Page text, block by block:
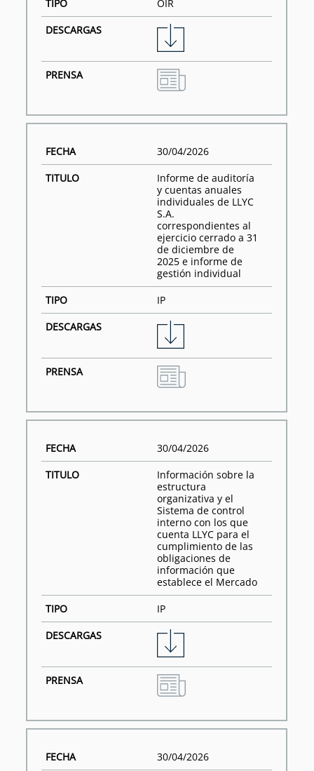
OIR
30/04/2026
Informe de auditoría
y cuentas anuales
individuales de LLYC
S.A.
correspondientes al
ejercicio cerrado a 31
de diciembre de
2025 e informe de
gestión individual
IP
30/04/2026
Información sobre la
estructura
organizativa y el
Sistema de control
interno con los que
cuenta LLYC para el
cumplimiento de las
obligaciones de
información que
establece el Mercado
IP
30/04/2026